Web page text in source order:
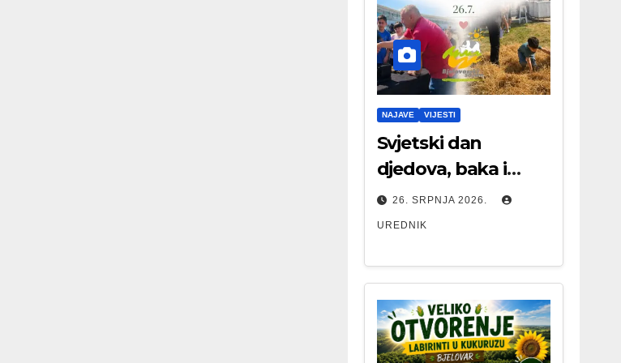
NAJAVE VIJESTI
Svjetski dan
djedova, baka i
starijih osoba
26. SRPNJA 2026.
UREDNIK